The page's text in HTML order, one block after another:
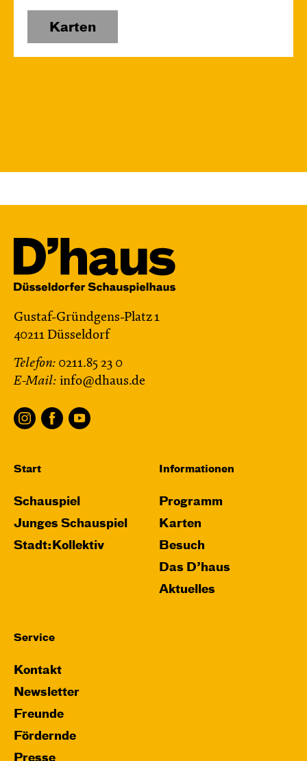
Karten
Gustaf-Gründgens-Platz 1
40211 Düsseldorf
Telefon: 0211.85 23 0
E-Mail: info@dhaus.de
Start
Schauspiel
Junges Schauspiel
Stadt:Kollektiv
Informationen
Programm
Karten
Besuch
Das D’haus
Aktuelles
Service
Kontakt
Newsletter
Freunde
Fördernde
Presse